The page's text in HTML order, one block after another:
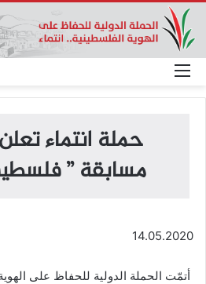
القائمة
حملة انتماء
مسابقة ”
14.05.2020
أتمّت الحملة الدولية للحفاظ على